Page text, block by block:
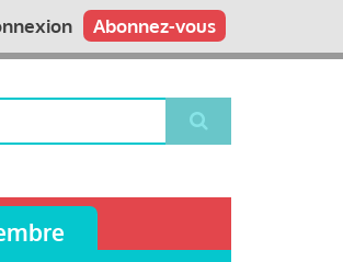
Abonnez-vous